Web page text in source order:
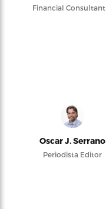
Financial Consultant
Oscar J. Serrano
Periodista Editor